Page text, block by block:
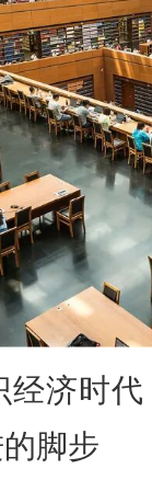
经济时代
脚步